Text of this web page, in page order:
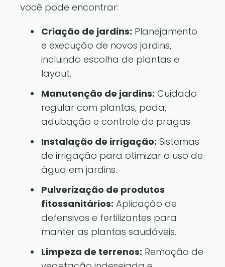
você pode encontrar:
Criação de jardins: Planejamento
e execução de novos jardins,
incluindo escolha de plantas e
layout.
Manutenção de jardins: Cuidado
regular com plantas, poda,
adubação e controle de pragas.
Instalação de irrigação: Sistemas
de irrigação para otimizar o uso de
água em jardins.
Pulverização de produtos
fitossanitários: Aplicação de
defensivos e fertilizantes para
manter as plantas saudáveis.
Limpeza de terrenos: Remoção de